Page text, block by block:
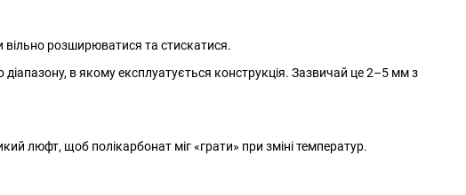
розширюватися та стискатися.
в якому експлуатується конструкція. Зазвичай це 2–5 мм з
люфт, щоб полікарбонат міг «грати» при зміні температур.